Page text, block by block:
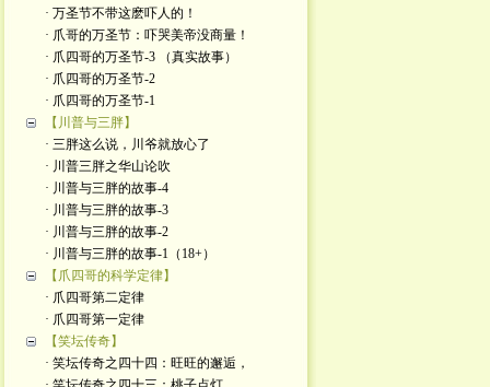
· 万圣节不带这麽吓人的！
· 爪哥的万圣节：吓哭美帝没商量！
· 爪四哥的万圣节-3 （真实故事）
· 爪四哥的万圣节-2
· 爪四哥的万圣节-1
【川普与三胖】
· 三胖这么说，川爷就放心了
· 川普三胖之华山论吹
· 川普与三胖的故事-4
· 川普与三胖的故事-3
· 川普与三胖的故事-2
· 川普与三胖的故事-1（18+）
【爪四哥的科学定律】
· 爪四哥第二定律
· 爪四哥第一定律
【笑坛传奇】
· 笑坛传奇之四十四：旺旺的邂逅，